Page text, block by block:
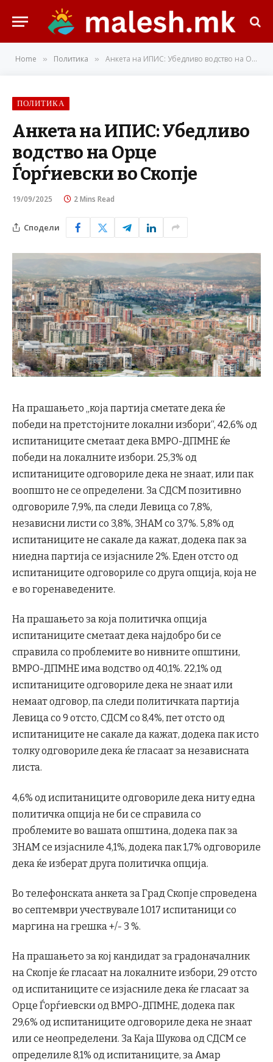
Home » Политика » Анкета на ИПИС: Убедливо водство на Орце Ѓорѓиевски во Скопје
ПОЛИТИКА
Анкета на ИПИС: Убедливо
водство на Орце
Ѓорѓиевски во Скопје
19/09/2025 2 Mins Read
Сподели
На прашањето „која партија сметате дека ќе
победи на претстојните локални избори“, 42,6% од
испитаниците сметаат дека ВМРО-ДПМНЕ ќе
победи на локалните избори. 25,3% од
испитаниците одговориле дека не знаат, или пак
воопшто не се определени. За СДСМ позитивно
одговориле 7,9%, па следи Левица со 7,8%,
независни листи со 3,8%, ЗНАМ со 3,7%. 5,8% од
испитаниците не сакале да кажат, додека пак за
ниедна партија се изјасниле 2%. Еден отсто од
испитаниците одговориле со друга опција, која не
е во горенаведените.
На прашањето за која политичка опција
испитаниците сметаат дека најдобро би се
справила со проблемите во нивните општини,
ВМРО-ДПМНЕ има водство од 40,1%. 22,1% од
испитаниците одговориле дека не знаат или
немаат одговор, па следи политичката партија
Левица со 9 отсто, СДСМ со 8,4%, пет отсто од
испитаниците не сакале да кажат, додека пак исто
толку одговориле дека ќе гласаат за независната
листа.
4,6% од испитаниците одговориле дека ниту една
политичка опција не би се справила со
проблемите во вашата општина, додека пак за
ЗНАМ се изјасниле 4,1%, додека пак 1,7% одговориле
дека ќе изберат друга политичка опција.
Во телефонската анкета за Град Скопје спроведена
во септември учествувале 1.017 испитаници со
маргина на грешка +/- 3 %.
На прашањето за кој кандидат за градоначалник
на Скопје ќе гласаат на локалните избори, 29 отсто
од испитаниците се изјасниле дека ќе гласаат за
Орце Ѓорѓиевски од ВМРО-ДПМНЕ, додека пак
29,6% од испитаниците одговориле дека не знаат
или се неопределени. За Каја Шукова од СДСМ се
определиле 8,1% од испитаниците, за Амар